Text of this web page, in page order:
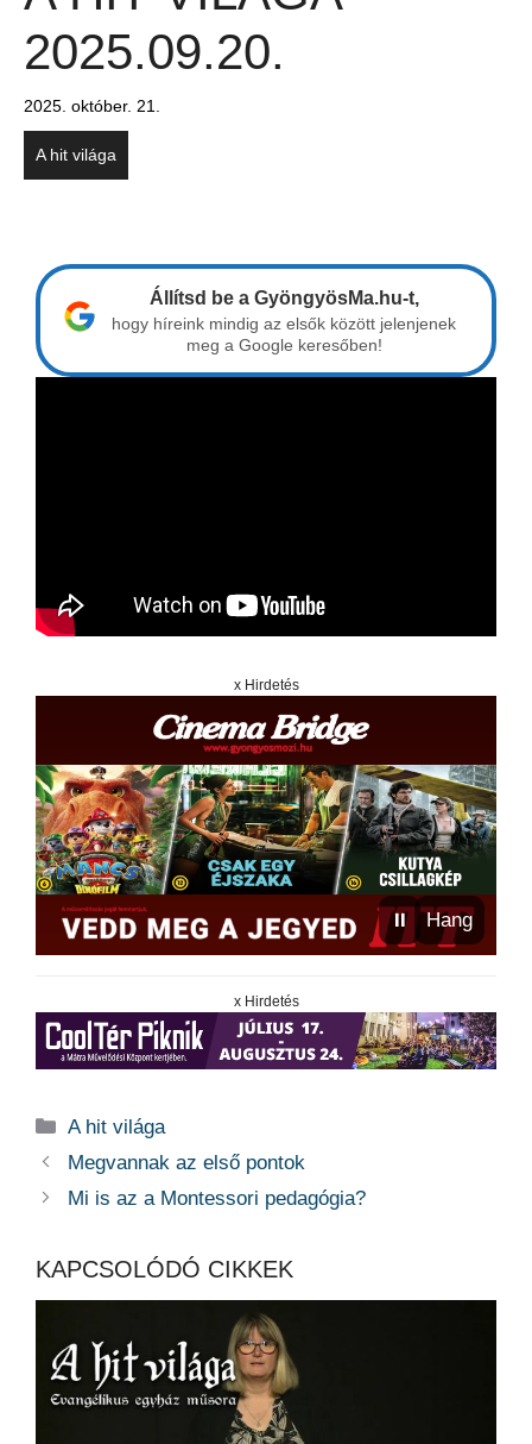
2025.09.20.
2025. október. 21.
A hit világa
Állítsd be a GyöngyösMa.hu-t,
hogy híreink mindig az elsők között jelenjenek
meg a Google keresőben!
x Hirdetés
⏸ Hang
x Hirdetés
Kategória
A hit világa
Megvannak az első pontok
Mi is az a Montessori pedagógia?
KAPCSOLÓDÓ CIKKEK